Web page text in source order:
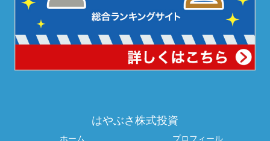
はやぶさ株式投資
ホーム プロフィール